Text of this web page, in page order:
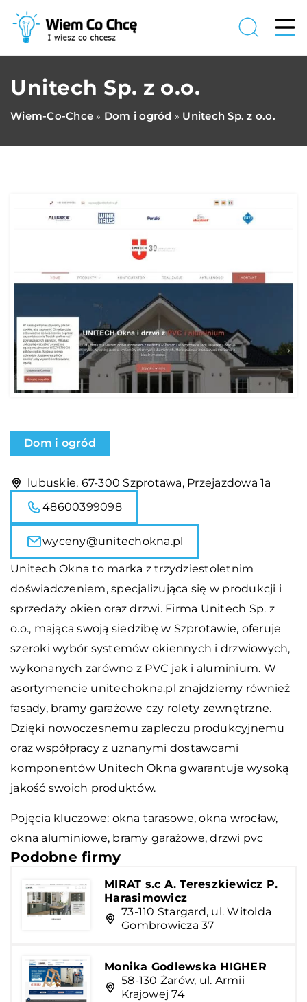
Unitech Sp. z o.o.
Wiem-Co-Chce » Dom i ogród » Unitech Sp. z o.o.
Dom i ogród
lubuskie, 67-300 Szprotawa, Przejazdowa 1a
48600399098
wyceny@unitechokna.pl
Unitech Okna to marka z trzydziestoletnim
doświadczeniem, specjalizująca się w produkcji i
sprzedaży okien oraz drzwi. Firma Unitech Sp. z
o.o., mająca swoją siedzibę w Szprotawie, oferuje
szeroki wybór systemów okiennych i drzwiowych,
wykonanych zarówno z PVC jak i aluminium. W
asortymencie unitechokna.pl znajdziemy również
fasady, bramy garażowe czy rolety zewnętrzne.
Dzięki nowoczesnemu zapleczu produkcyjnemu
oraz współpracy z uznanymi dostawcami
komponentów Unitech Okna gwarantuje wysoką
jakość swoich produktów.
Pojęcia kluczowe: okna tarasowe,okna wrocław,
okna aluminiowe, bramy garażowe, drzwi pvc
Podobne firmy
MIRAT s.c A. Tereszkiewicz P.
Harasimowicz
73-110 Stargard, ul. Witolda
Gombrowicza 37
Monika Godlewska HIGHER
58-130 Żarów, ul. Armii
Krajowej 74